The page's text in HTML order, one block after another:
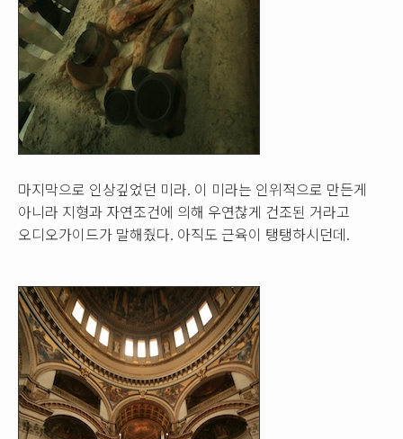
마지막으로 인상깊었던 미라. 이 미라는 인위적으로 만든게
아니라 지형과 자연조건에 의해 우연찮게 건조된 거라고
오디오가이드가 말해줬다. 아직도 근육이 탱탱하시던데.